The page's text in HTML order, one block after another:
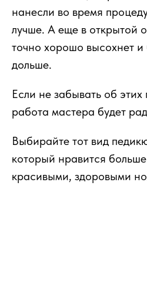
нанесли во время
лучше. А еще в открытой
точно хорошо высохнет и
дольше.
Если не забывать об этих
работа мастера будет
Выбирайте тот вид
который нравится
красивыми, здоровыми